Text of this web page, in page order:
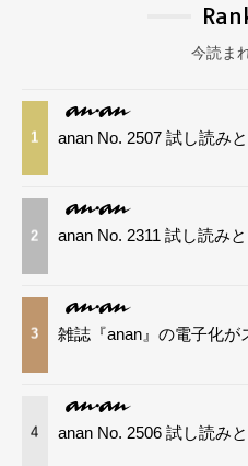
今読ま
1 anan No. 2507 試し読み
2 anan No. 2311 試し読み
3 雑誌『anan』の電子化が
4 anan No. 2506 試し読み